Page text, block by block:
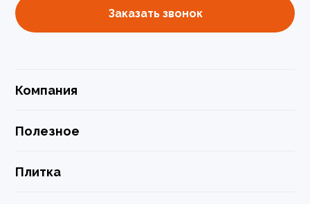
Заказать звонок
Компания
Полезное
Плитка